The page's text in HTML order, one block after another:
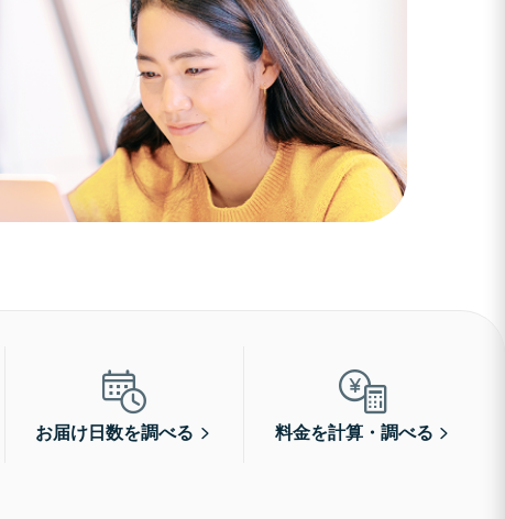
お届け日数を調べる 料金を計算・調べる